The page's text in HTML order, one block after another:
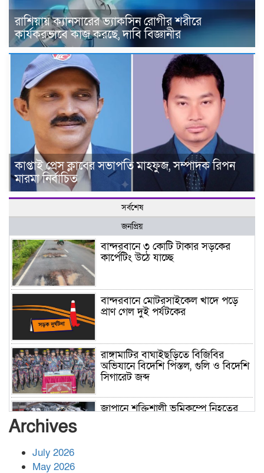
রাশিয়ায় ক্যানসারের ভ্যাকসিন রোগীর শরীরে
কার্যকরভাবে কাজ করছে, দাবি বিজ্ঞানীর
কাপ্তাই প্রেস ক্লাবের সভাপতি মাহফুজ, সম্পাদক রিপন
মারমা নির্বাচিত
সর্বশেষ
জনপ্রিয়
বান্দরবানে ৩ কোটি টাকার সড়কের
কার্পেটিং উঠে যাচ্ছে
বান্দরবানে মোটরসাইকেল খাদে পড়ে
প্রাণ গেল দুই পর্যটকের
রাঙ্গামাটির বাঘাইছড়িতে বিজিবির
অভিযানে বিদেশি পিস্তল, গুলি ও বিদেশি
সিগারেট জব্দ
জাপানে শক্তিশালী ভূমিকম্পে নিহতের
Archives
July 2026
May 2026